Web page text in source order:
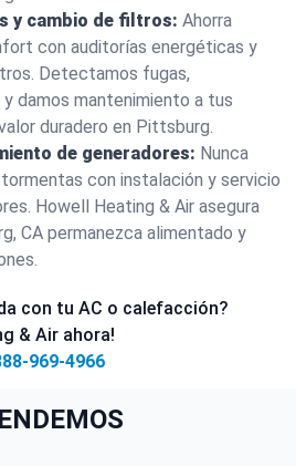
y cambio de filtros: Ahorra
con auditorías energéticas y
Detectamos fugas,
damos mantenimiento a tus
duradero en Pittsburg.
de generadores: Nunca
con instalación y servicio
Howell Heating & Air asegura
CA permanezca alimentado y
con tu AC o calefacción?
& Air ahora!
969-4966